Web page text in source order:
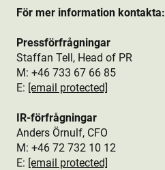
För mer information kontakta:
Pressförfrågningar
Staffan Tell, Head of PR
M: +46 733 67 66 85
E: [email protected]
IR-förfrågningar
Anders Örnulf, CFO
M: +46 72 732 10 12
E: [email protected]